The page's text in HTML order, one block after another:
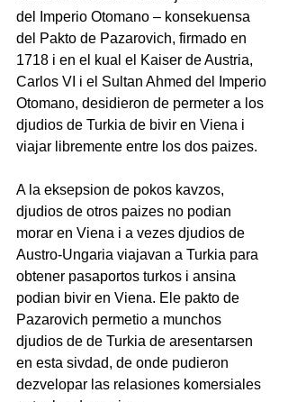
del Imperio Otomano – konsekuensa
del Pakto de Pazarovich, firmado en
1718 i en el kual el Kaiser de Austria,
Carlos VI i el Sultan Ahmed del Imperio
Otomano, desidieron de permeter a los
djudios de Turkia de bivir en Viena i
viajar libremente entre los dos paizes.
A la eksepsion de pokos kavzos,
djudios de otros paizes no podian
morar en Viena i a vezes djudios de
Austro-Ungaria viajavan a Turkia para
obtener pasaportos turkos i ansina
podian bivir en Viena. Ele pakto de
Pazarovich permetio a munchos
djudios de de Turkia de aresentarsen
en esta sivdad, de onde pudieron
dezvelopar las relasiones komersiales